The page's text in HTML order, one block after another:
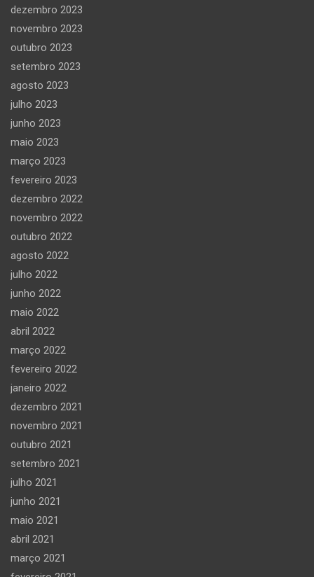
dezembro 2023
novembro 2023
outubro 2023
setembro 2023
agosto 2023
julho 2023
junho 2023
maio 2023
março 2023
fevereiro 2023
dezembro 2022
novembro 2022
outubro 2022
agosto 2022
julho 2022
junho 2022
maio 2022
abril 2022
março 2022
fevereiro 2022
janeiro 2022
dezembro 2021
novembro 2021
outubro 2021
setembro 2021
julho 2021
junho 2021
maio 2021
abril 2021
março 2021